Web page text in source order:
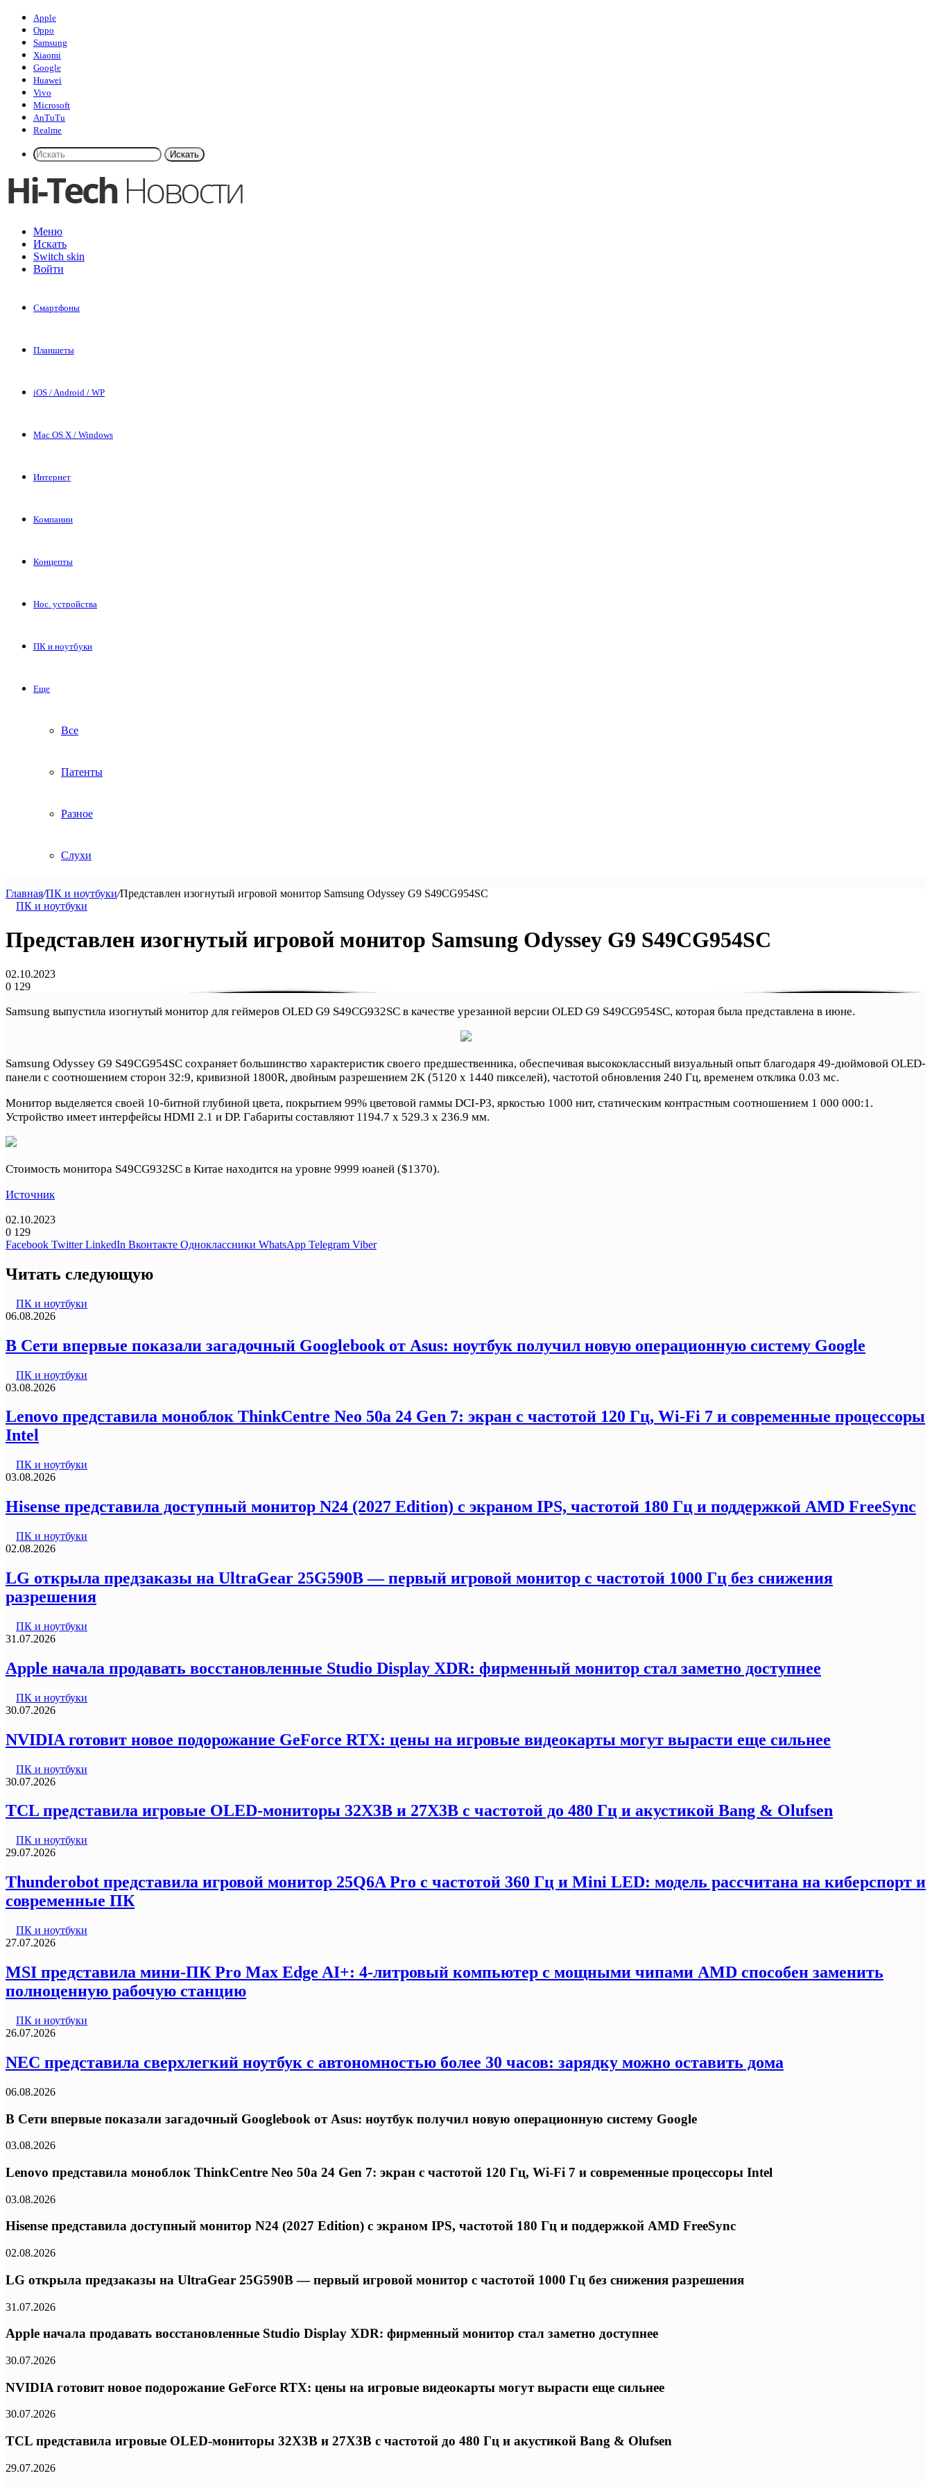
Apple
Oppo
Samsung
Xiaomi
Google
Huawei
Vivo
Microsoft
AnTuTu
Realme
Искать
Меню
Искать
Switch skin
Войти
Смартфоны
Планшеты
iOS / Android / WP
Mac OS X / Windows
Интернет
Компании
Концепты
Нос. устройства
ПК и ноутбуки
Еще
Все
Патенты
Разное
Слухи
Главная/ПК и ноутбуки/Представлен изогнутый игровой монитор Samsung Odyssey G9 S49CG954SC
ПК и ноутбуки
Представлен изогнутый игровой монитор Samsung Odyssey G9 S49CG954SC
02.10.2023
0 129
Samsung выпустила изогнутый монитор для геймеров OLED G9 S49CG932SC в качестве урезанной версии OLED G9 S49CG954SC, которая была представлена в июне.
Samsung Odyssey G9 S49CG954SC сохраняет большинство характеристик своего предшественника, обеспечивая высококлассный визуальный опыт благодаря 49-дюймовой OLED-
панели с соотношением сторон 32:9, кривизной 1800R, двойным разрешением 2K (5120 х 1440 пикселей), частотой обновления 240 Гц, временем отклика 0.03 мс.
Монитор выделяется своей 10-битной глубиной цвета, покрытием 99% цветовой гаммы DCI-P3, яркостью 1000 нит, статическим контрастным соотношением 1 000 000:1.
Устройство имеет интерфейсы HDMI 2.1 и DP. Габариты составляют 1194.7 x 529.3 x 236.9 мм.
Стоимость монитора S49CG932SC в Китае находится на уровне 9999 юаней ($1370).
Источник
02.10.2023
0 129
Facebook Twitter LinkedIn Вконтакте Одноклассники WhatsApp Telegram Viber
Читать следующую
ПК и ноутбуки
06.08.2026
В Сети впервые показали загадочный Googlebook от Asus: ноутбук получил новую операционную систему Google
ПК и ноутбуки
03.08.2026
Lenovo представила моноблок ThinkCentre Neo 50a 24 Gen 7: экран с частотой 120 Гц, Wi-Fi 7 и современные процессоры
Intel
ПК и ноутбуки
03.08.2026
Hisense представила доступный монитор N24 (2027 Edition) с экраном IPS, частотой 180 Гц и поддержкой AMD FreeSync
ПК и ноутбуки
02.08.2026
LG открыла предзаказы на UltraGear 25G590B — первый игровой монитор с частотой 1000 Гц без снижения
разрешения
ПК и ноутбуки
31.07.2026
Apple начала продавать восстановленные Studio Display XDR: фирменный монитор стал заметно доступнее
ПК и ноутбуки
30.07.2026
NVIDIA готовит новое подорожание GeForce RTX: цены на игровые видеокарты могут вырасти еще сильнее
ПК и ноутбуки
30.07.2026
TCL представила игровые OLED-мониторы 32X3B и 27X3B с частотой до 480 Гц и акустикой Bang & Olufsen
ПК и ноутбуки
29.07.2026
Thunderobot представила игровой монитор 25Q6A Pro с частотой 360 Гц и Mini LED: модель рассчитана на киберспорт и
современные ПК
ПК и ноутбуки
27.07.2026
MSI представила мини-ПК Pro Max Edge AI+: 4-литровый компьютер с мощными чипами AMD способен заменить
полноценную рабочую станцию
ПК и ноутбуки
26.07.2026
NEC представила сверхлегкий ноутбук с автономностью более 30 часов: зарядку можно оставить дома
06.08.2026
В Сети впервые показали загадочный Googlebook от Asus: ноутбук получил новую операционную систему Google
03.08.2026
Lenovo представила моноблок ThinkCentre Neo 50a 24 Gen 7: экран с частотой 120 Гц, Wi-Fi 7 и современные процессоры Intel
03.08.2026
Hisense представила доступный монитор N24 (2027 Edition) с экраном IPS, частотой 180 Гц и поддержкой AMD FreeSync
02.08.2026
LG открыла предзаказы на UltraGear 25G590B — первый игровой монитор с частотой 1000 Гц без снижения разрешения
31.07.2026
Apple начала продавать восстановленные Studio Display XDR: фирменный монитор стал заметно доступнее
30.07.2026
NVIDIA готовит новое подорожание GeForce RTX: цены на игровые видеокарты могут вырасти еще сильнее
30.07.2026
TCL представила игровые OLED-мониторы 32X3B и 27X3B с частотой до 480 Гц и акустикой Bang & Olufsen
29.07.2026